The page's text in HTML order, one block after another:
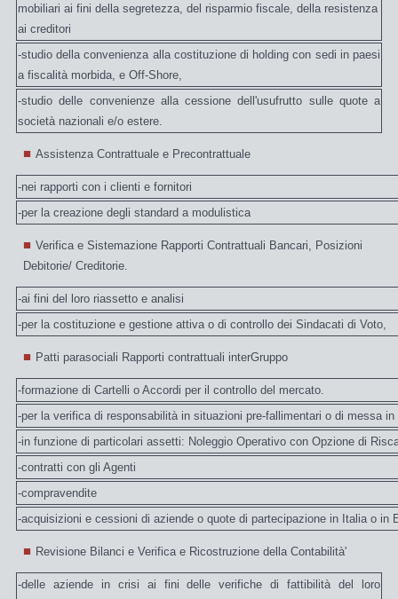
mobiliari ai fini della segretezza, del risparmio fiscale, della resistenza
ai creditori
-studio della convenienza alla costituzione di holding con sedi in paesi
a fiscalità morbida, e Off-Shore,
-studio delle convenienze alla cessione dell'usufrutto sulle quote a
società nazionali e/o estere.
Assistenza Contrattuale e Precontrattuale
-nei rapporti con i clienti e fornitori
-per la creazione degli standard a modulistica
Verifica e Sistemazione Rapporti Contrattuali Bancari, Posizioni
Debitorie/ Creditorie.
-ai fini del loro riassetto e analisi
-per la costituzione e gestione attiva o di controllo dei Sindacati di Voto,
Patti parasociali Rapporti contrattuali interGruppo
-formazione di Cartelli o Accordi per il controllo del mercato.
-per la verifica di responsabilità in situazioni pre-fallimentari o di messa in
-in funzione di particolari assetti: Noleggio Operativo con Opzione di
-contratti con gli Agenti
-compravendite
-acquisizioni e cessioni di aziende o quote di partecipazione in Italia o in
Revisione Bilanci e Verifica e Ricostruzione della Contabilità'
-delle aziende in crisi ai fini delle verifiche di fattibilità del loro